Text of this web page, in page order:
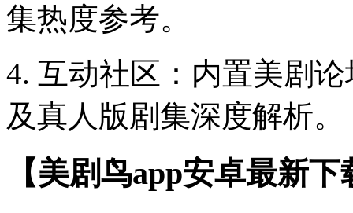
集热度参考。
4. 互动社区：内置美剧
及真人版剧集深度解析。
【美剧鸟app安卓最新